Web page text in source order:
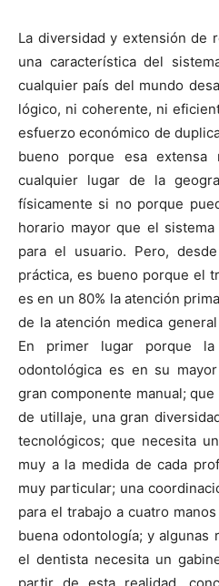
La diversidad y extensión de
una característica del
cualquier país del mundo
lógico, ni coherente, ni
esfuerzo económico de
bueno porque esa
cualquier lugar de la
físicamente si no porque
horario mayor que el
para el usuario. Pero,
práctica, es bueno porque el
es en un 80% la atención
de la atención medica
En primer lugar porque
odontológica es en su
gran componente manual;
de utillaje, una gran
tecnológicos; que necesita
muy a la medida de cada
muy particular; una
para el trabajo a cuatro
buena odontología; y algunas
el dentista necesita un